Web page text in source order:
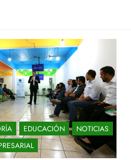
EDUCACIÓN
NOTICIAS